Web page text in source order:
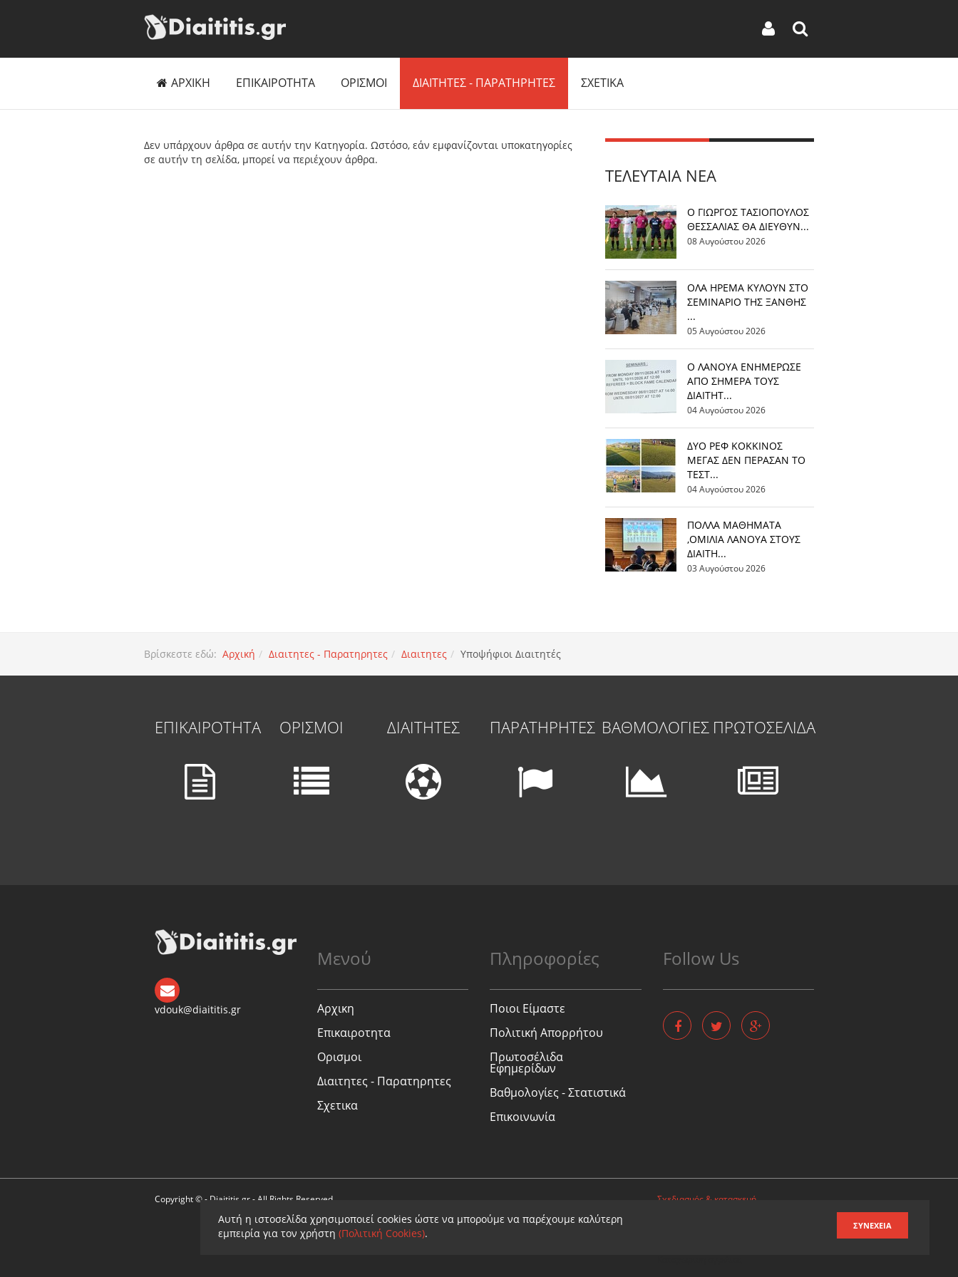
ΑΡΧΙΚΗ ΕΠΙΚΑΙΡΟΤΗΤΑ ΟΡΙΣΜΟΙ ΔΙΑΙΤΗΤΕΣ - ΠΑΡΑΤΗΡΗΤΕΣ ΣΧΕΤΙΚΑ
Δεν υπάρχουν άρθρα σε αυτήν την Κατηγορία. Ωστόσο, εάν εμφανίζονται υποκατηγορίες
σε αυτήν τη σελίδα, μπορεί να περιέχουν άρθρα.
ΤΕΛΕΥΤΑΊΑ ΝΈΑ
Ο ΓΙΩΡΓΟΣ ΤΑΣΙΟΠΟΥΛΟΣ
ΘΕΣΣΑΛΙΑΣ ΘΑ ΔΙΕΥΘΥΝ...
08 Αυγούστου 2026
OΛΑ ΗΡΕΜΑ ΚΥΛΟΥΝ ΣΤΟ
ΣΕΜΙΝΑΡΙΟ ΤΗΣ ΞΑΝΘΗΣ
...
05 Αυγούστου 2026
Ο ΛΑΝΟΥΑ ΕΝΗΜΕΡΩΣΕ
ΑΠΟ ΣΗΜΕΡΑ ΤΟΥΣ
ΔΙΑΙΤΗΤ...
04 Αυγούστου 2026
ΔΥΟ ΡΕΦ ΚΟΚΚΙΝΟΣ
ΜΕΓΑΣ ΔΕΝ ΠΕΡΑΣΑΝ ΤΟ
ΤΕΣΤ...
04 Αυγούστου 2026
ΠΟΛΛΑ ΜΑΘΗΜΑΤΑ
,ΟΜΙΛΙΑ ΛΑΝΟΥΑ ΣΤΟΥΣ
ΔΙΑΙΤΗ...
03 Αυγούστου 2026
Βρίσκεστε εδώ: Αρχική Διαιτητες - Παρατηρητες Διαιτητες Υποψήφιοι Διαιτητές
ΕΠΙΚΑΙΡΟΤΗΤΑ ΟΡΙΣΜΟΙ ΔΙΑΙΤΗΤΕΣ ΠΑΡΑΤΗΡΗΤΕΣ ΒΑΘΜΟΛΟΓΙΕΣ ΠΡΩΤΟΣΕΛΙΔΑ
vdouk@diaititis.gr
Μενού
Αρχικη
Επικαιροτητα
Ορισμοι
Διαιτητες - Παρατηρητες
Σχετικα
Πληροφορίες
Ποιοι Είμαστε
Πολιτική Απορρήτου
Πρωτοσέλιδα
Εφημερίδων
Βαθμολογίες - Στατιστικά
Επικοινωνία
Follow Us
Copyright © - Diaititis.gr - All Rights Reserved.
Σχεδιασμός & κατασκευή
Αυτή η ιστοσελίδα χρησιμοποιεί cookies ώστε να μπορούμε να παρέχουμε καλύτερη
εμπειρία για τον χρήστη (Πολιτική Cookies).
ΣΥΝΈΧΕΙΑ